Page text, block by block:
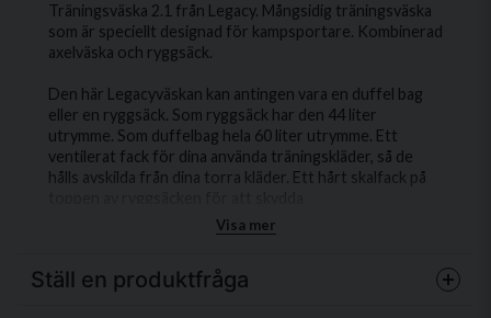
Träningsväska 2.1 från Legacy. Mångsidig träningsväska
som är speciellt designad för kampsportare. Kombinerad
axelväska och ryggsäck.
Den här Legacyväskan kan antingen vara en duffel bag
eller en ryggsäck. Som ryggsäck har den 44 liter
utrymme. Som duffelbag hela 60 liter utrymme. Ett
ventilerat fack för dina använda träningskläder, så de
hålls avskilda från dina torra kläder. Ett hårt skalfack på
glasögon/mobiltelefoner. Under skalfacket finns ett
hemligt dolt fack där man kan förvara värdesaker. Ett
Visa mer
Ställ en produktfråga